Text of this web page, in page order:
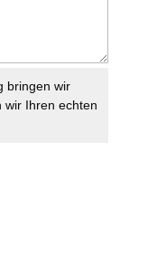
bringen wir
wir Ihren echten